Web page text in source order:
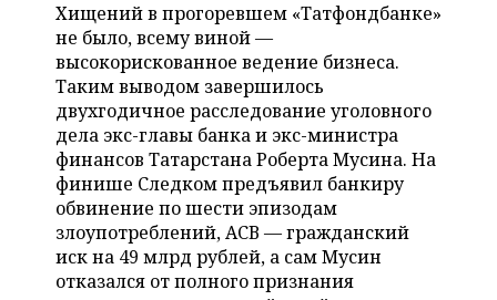
ВУЗЫ ТАТАРСТАНА
КОМУ ПРИНАДЛЕЖАТ
ТОРГОВЫЕ ЦЕНТРЫ
ТАТАРСТАНА
БАНКИ
БЮДЖЕТ
ИНВЕСТИЦИИ
АГРОПРОМ
МАШИНОСТРОЕНИЕ
НЕФТЕХИМИЯ
НЕФТЬ
ОПК
НОВОСТИ НЕДВИЖИМОСТИ
АВТО
НОВОСТИ АВТО
БИЗНЕС
НОВОСТИ БИЗНЕСА
РОЗНИЧНАЯ ТОРГОВЛЯ
ТРАНСПОРТ
УСЛУГИ
ТЕХНОЛОГИИ
НОВОСТИ ТЕХНОЛОГИЙ
МЕДИА
МЕРОПРИЯТИЯ
НОВОСТИ МЕРОПРИЯТИЙ
ВЫЕЗДНАЯ РЕДАКЦИЯ
СПОРТ
НОВОСТИ СПОРТА
ОБЩЕСТВО
Хищений в прогоревшем «Татфондбанке»
не было, всему виной —
высокорискованное ведение бизнеса.
Таким выводом завершилось
двухгодичное расследование уголовного
дела экс-главы банка и экс-министра
финансов Татарстана Роберта Мусина. На
финише Следком предъявил банкиру
обвинение по шести эпизодам
злоупотреблений, АСВ — гражданский
иск на 49 млрд рублей, а сам Мусин
отказался от полного признания